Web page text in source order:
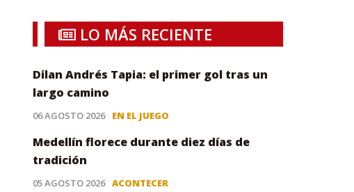
LO MÁS RECIENTE
Dilan Andrés Tapia: el primer gol tras un
largo camino
06 AGOSTO 2026 EN EL JUEGO
Medellín florece durante diez días de
tradición
05 AGOSTO 2026 ACONTECER